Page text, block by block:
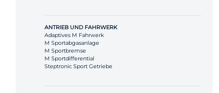
ANTRIEB UND FAHRWERK
Adaptives M Fahrwerk
M Sportabgasanlage
M Sportbremse
M Sportdifferential
Steptronic Sport Getriebe